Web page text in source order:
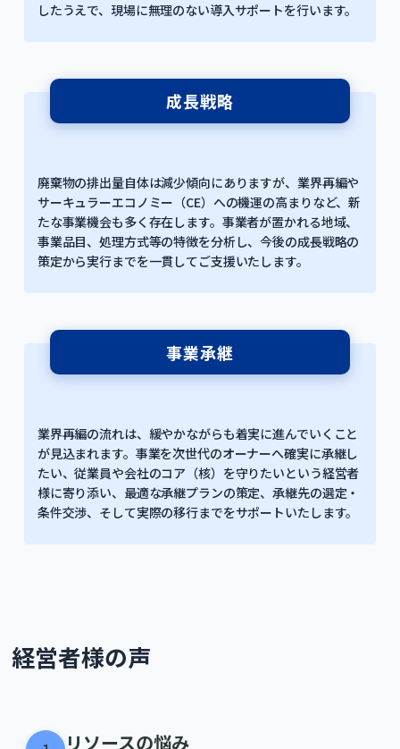
したうえで、現場に無理のない導入サポートを行います。
成長戦略
廃棄物の排出量自体は減少傾向にありますが、業界再編や
サーキュラーエコノミー（CE）への機運の高まりなど、新
たな事業機会も多く存在します。事業者が置かれる地域、
事業品目、処理方式等の特徴を分析し、今後の成長戦略の
策定から実行までを一貫してご支援いたします。
事業承継
業界再編の流れは、緩やかながらも着実に進んでいくこと
が見込まれます。事業を次世代のオーナーへ確実に承継し
たい、従業員や会社のコア（核）を守りたいという経営者
様に寄り添い、最適な承継プランの策定、承継先の選定・
条件交渉、そして実際の移行までをサポートいたします。
経営者様の声
リソースの悩み